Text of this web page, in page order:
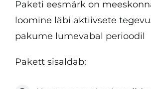
Paketi eesmärk on
loomine läbi aktiivsete
pakume lumevabal perioodil
Pakett sisaldab: